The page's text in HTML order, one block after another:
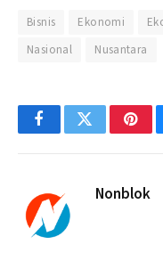
Bisnis Ekonomi
Nasional
Nusantara
FacebookTwitter
Nonblok